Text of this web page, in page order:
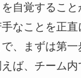
自覚すること
なことを正
、まずは第
ば、チーム内